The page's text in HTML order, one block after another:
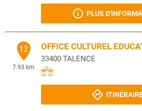
PLUS
12
7.93 km
OFFICE CULTUREL
33400 TALENCE